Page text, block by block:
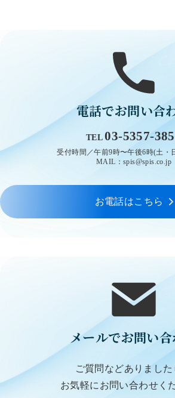
電話でお問い合
TEL03-5357-
受付時間／午前9時〜午後6時(土・
MAIL：spis@spis.co.jp
お電話はこちら
メールでお問い
ご質問などありました
お気軽にお問い合わせく